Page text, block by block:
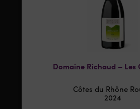
Domaine Richaud – Les
Côtes du Rhône
2024